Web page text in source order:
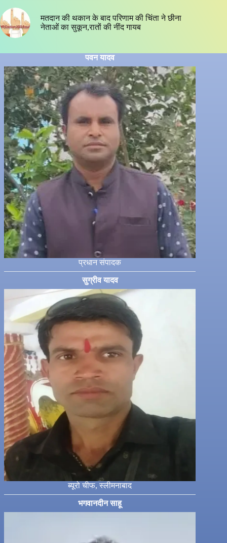
मतदान की थकान के बाद परिणाम की चिंता ने छीना
नेताओं का सुकून,रातों की नींद गायब
पवन यादव
प्रधान संपादक
सुग्रीव यादव
ब्यूरो चीफ, स्लीमनाबाद
भगवानदीन साहू